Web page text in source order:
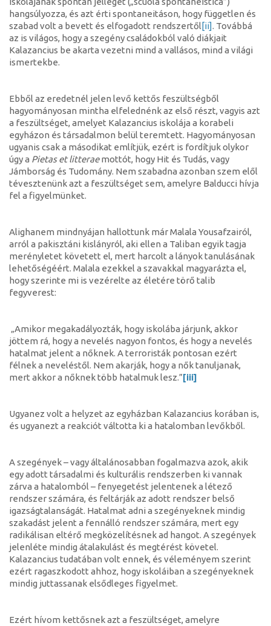
hangsúlyozza, és azt érti spontaneitáson, hogy független és
szabad volt a bevett és elfogadott rendszertől [ii]. Továbbá
az is világos, hogy a szegény családokból való diákjait
Kalazancius be akarta vezetni mind a vallásos, mind a világi
ismertekbe.
Ebből az eredetnél jelen levő kettős feszültségből
hagyományosan mintha elfelednénk az első részt, vagyis azt
a feszültséget, amelyet Kalazancius iskolája a korabeli
egyházon és társadalmon belül teremtett. Hagyományosan
ugyanis csak a másodikat említjük, ezért is fordítjuk olykor
úgy a Pietas et litteraemottót, hogy Hit és Tudás, vagy
Jámborság és Tudomány. Nem szabadna azonban szem elől
tévesztenünk azt a feszültséget sem, amelyre Balducci hívja
fel a figyelmünket.
Alighanem mindnyájan hallottunk már Malala Yousafzairól,
arról a pakisztáni kislányról, aki ellen a Taliban egyik tagja
merényletet követett el, mert harcolt a lányok tanulásának
lehetőségéért. Malala ezekkel a szavakkal magyarázta el,
hogy szerinte mi is vezérelte az életére törő talib
fegyverest:
„Amikor megakadályozták, hogy iskolába járjunk, akkor
jöttem rá, hogy a nevelés nagyon fontos, és hogy a nevelés
hatalmat jelent a nőknek. A terroristák pontosan ezért
félnek a neveléstől. Nem akarják, hogy a nők tanuljanak,
mert akkor a nőknek több hatalmuk lesz.”[iii]
Ugyanez volt a helyzet az egyházban Kalazancius korában is,
és ugyanezt a reakciót váltotta ki a hatalomban levőkből.
A szegények – vagy általánosabban fogalmazva azok, akik
egy adott társadalmi és kulturális rendszerben ki vannak
zárva a hatalomból – fenyegetést jelentenek a létező
rendszer számára, és feltárják az adott rendszer belső
igazságtalanságát. Hatalmat adni a szegényeknek mindig
szakadást jelent a fennálló rendszer számára, mert egy
radikálisan eltérő megközelítésnek ad hangot. A szegények
jelenléte mindig átalakulást és megtérést követel.
Kalazancius tudatában volt ennek, és véleményem szerint
ezért ragaszkodott ahhoz, hogy iskoláiban a szegényeknek
mindig juttassanak elsődleges figyelmet.
Ezért hívom kettősnek azt a feszültséget, amelyre